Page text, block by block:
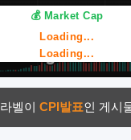
💰 Market Cap
Loading...
Loading...
라벨이 CPI발표인 게시